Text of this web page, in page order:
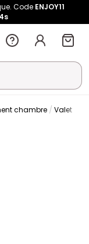
Code ENJOY11
chambre Valet